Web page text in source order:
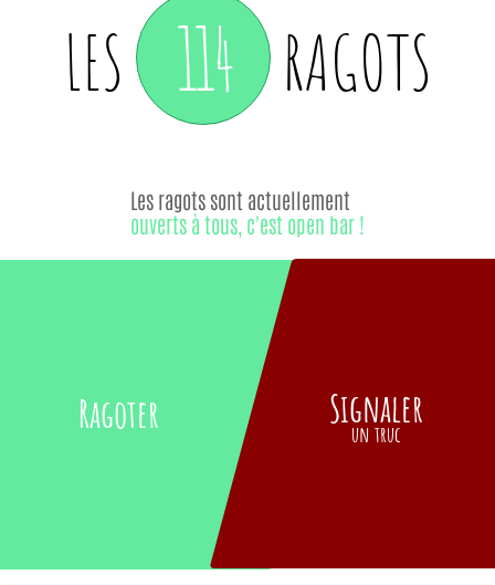
LES 114 RAGOTS
Ragoter
Les ragots sont actuellement
ouverts à tous, c'est open bar !
Signaler
un truc